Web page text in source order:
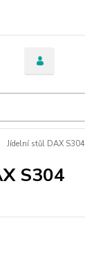
Jídelní stůl DAX S304
S304